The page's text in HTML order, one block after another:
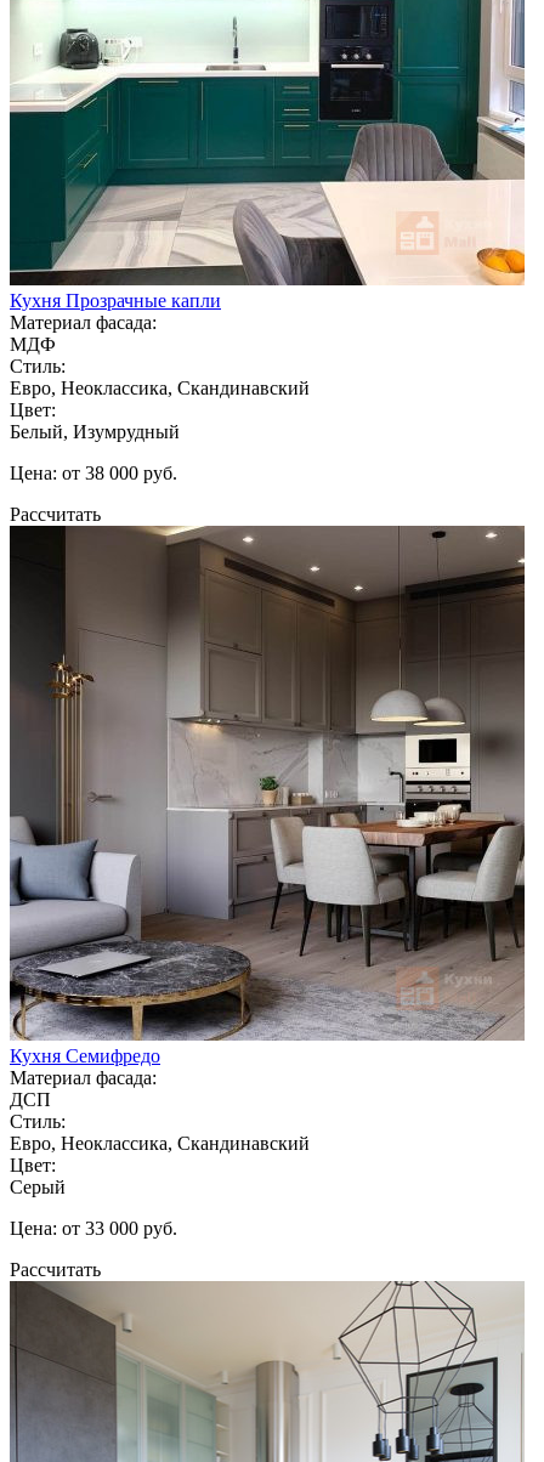
Кухня Прозрачные капли
Материал фасада:
МДФ
Стиль:
Евро, Неоклассика, Скандинавский
Цвет:
Белый, Изумрудный
Цена: от 38 000 руб.
Рассчитать
Кухня Семифредо
Материал фасада:
ДСП
Стиль:
Евро, Неоклассика, Скандинавский
Цвет:
Серый
Цена: от 33 000 руб.
Рассчитать